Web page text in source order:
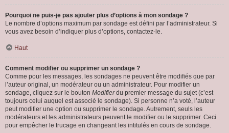
Pourquoi ne puis-je pas ajouter plus d’options à mon sondage ?
Le nombre d’options maximum par sondage est défini par l’administrateur. Si
vous avez besoin d’indiquer plus d’options, contactez-le.
Haut
Comment modifier ou supprimer un sondage ?
Comme pour les messages, les sondages ne peuvent être modifiés que par
l’auteur original, un modérateur ou un administrateur. Pour modifier un
sondage, cliquez sur le bouton Modifierdu premier message du sujet (c’est
toujours celui auquel est associé le sondage). Si personne n’a voté, l’auteur
peut modifier une option ou supprimer le sondage. Autrement, seuls les
modérateurs et les administrateurs peuvent le modifier ou le supprimer. Ceci
pour empêcher le trucage en changeant les intitulés en cours de sondage.